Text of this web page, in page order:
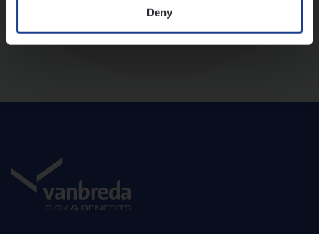
Deny